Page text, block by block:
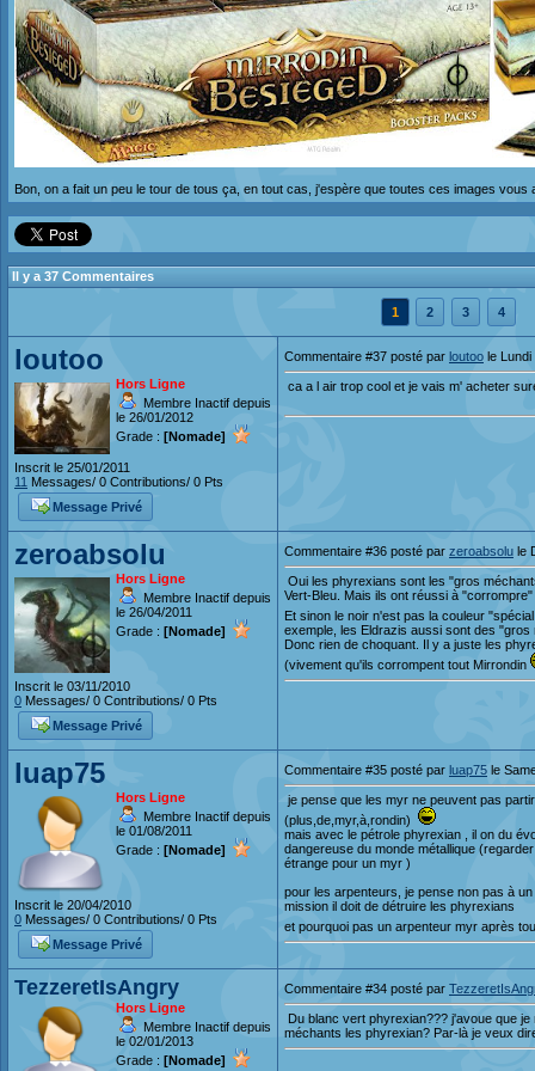
Bon, on a fait un peu le tour de tous ça, en tout cas, j'espère que toutes ces images
Il y a 37 Commentaires
1 2 3 4
loutoo
Hors Ligne
Membre Inactif depuis
le 26/01/2012
Grade : [Nomade]
Inscrit le 25/01/2011
11 Messages/ 0 Contributions/ 0 Pts
Message Privé
Commentaire #37 posté par loutoo le Lundi
ca a l air trop cool et je vais m' acheter
zeroabsolu
Hors Ligne
Membre Inactif depuis
le 26/04/2011
Grade : [Nomade]
Inscrit le 03/11/2010
0 Messages/ 0 Contributions/ 0 Pts
Message Privé
Commentaire #36 posté par zeroabsolu le
Oui les phyrexians sont les "gros
Vert-Bleu. Mais ils ont réussi à
Et sinon le noir n'est pas la couleur
exemple, les Eldrazis aussi sont des
Donc rien de choquant. Il y a juste les
(vivement qu'ils corrompent tout Mirrondin
luap75
Hors Ligne
Membre Inactif depuis
le 01/08/2011
Grade : [Nomade]
Inscrit le 20/04/2010
0 Messages/ 0 Contributions/ 0 Pts
Message Privé
Commentaire #35 posté par luap75 le
je pense que les myr ne peuvent pas
(plus,de,myr,à,rondin)
mais avec le pétrole phyrexian , il on du
dangereuse du monde métallique
étrange pour un myr )
pour les arpenteurs, je pense non pas à
mission il doit de détruire les phyrexians
et pourquoi pas un arpenteur myr après
TezzeretIsAngry
Hors Ligne
Membre Inactif depuis
le 02/01/2013
Grade : [Nomade]
Commentaire #34 posté par
Du blanc vert phyrexian??? j'avoue que
méchants les phyrexian? Par-là je veux